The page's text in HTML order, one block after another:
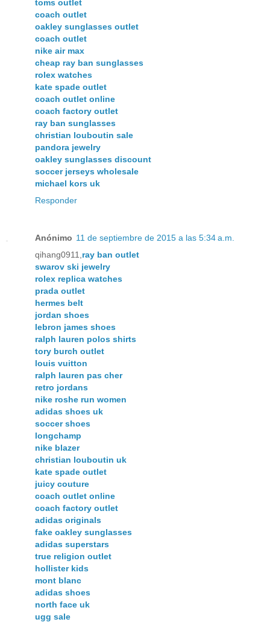
toms outlet
coach outlet
oakley sunglasses outlet
coach outlet
nike air max
cheap ray ban sunglasses
rolex watches
kate spade outlet
coach outlet online
coach factory outlet
ray ban sunglasses
christian louboutin sale
pandora jewelry
oakley sunglasses discount
soccer jerseys wholesale
michael kors uk
Responder
Anónimo 11 de septiembre de 2015 a las 5:34 a.m.
qihang0911, ray ban outlet
swarov ski jewelry
rolex replica watches
prada outlet
hermes belt
jordan shoes
lebron james shoes
ralph lauren polos shirts
tory burch outlet
louis vuitton
ralph lauren pas cher
retro jordans
nike roshe run women
adidas shoes uk
soccer shoes
longchamp
nike blazer
christian louboutin uk
kate spade outlet
juicy couture
coach outlet online
coach factory outlet
adidas originals
fake oakley sunglasses
adidas superstars
true religion outlet
hollister kids
mont blanc
adidas shoes
north face uk
ugg sale